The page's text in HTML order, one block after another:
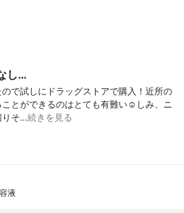
し…
で試しにドラッグストアで購入！近所の
ことができるのはとても有難い☺️しみ、ニ
りそ…続きを見る
液